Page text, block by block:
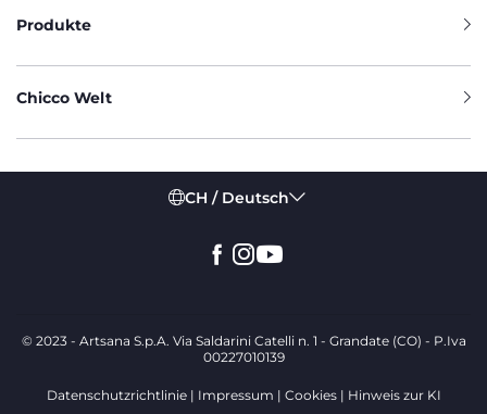
Produkte
Chicco Welt
CH / Deutsch
© 2023 - Artsana S.p.A. Via Saldarini Catelli n. 1 - Grandate (CO) - P.Iva
00227010139
Datenschutzrichtlinie Impressum Cookies Hinweis zur KI